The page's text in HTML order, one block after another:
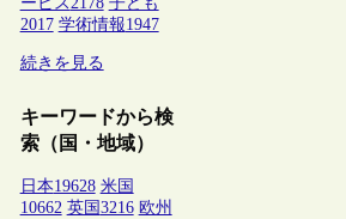
2017 学術情報1947
続きを見る
キーワードから検
索（国・地域）
日本19628 米国
10662 英国 3216 欧州